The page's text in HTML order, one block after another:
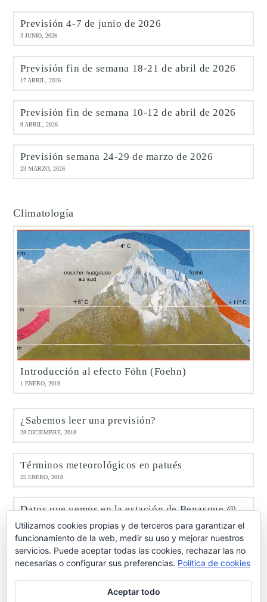
Previsión 4-7 de junio de 2026
3 JUNIO, 2026
Previsión fin de semana 18-21 de abril de 2026
17 ABRIL, 2026
Previsión fin de semana 10-12 de abril de 2026
9 ABRIL, 2026
Previsión semana 24-29 de marzo de 2026
23 MARZO, 2026
Climatología
Introducción al efecto Föhn (Foehn)
1 ENERO, 2019
¿Sabemos leer una previsión?
28 DICIEMBRE, 2018
Términos meteorológicos en patués
25 ENERO, 2018
Datos que vemos en la estación de Benasque @meteobenás
9 ENERO, 2017
Octubre de 2016 en Benasque @meteobenás
7 NOVIEMBRE, 2016
Utilizamos cookies propias y de terceros para garantizar el
funcionamiento de la web, medir su uso y mejorar nuestros
servicios. Puede aceptar todas las cookies, rechazar las no
necesarias o configurar sus preferencias. Política de cookies
Aceptar todo